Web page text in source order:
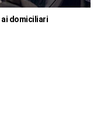
ai domiciliari